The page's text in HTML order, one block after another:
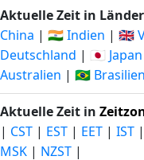
Aktuelle Zeit in
China | 🇮🇳 Indien | 🇬🇧
Deutschland | 🇯🇵 Japan
Australien | 🇧🇷 Brasilien
Aktuelle Zeit in
| CST | EST | EET | IST |
MSK | NZST |